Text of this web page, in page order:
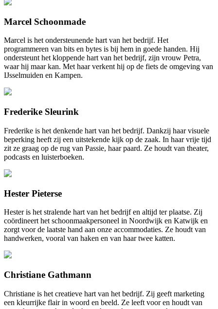
Marcel Schoonmade
Marcel is het ondersteunende hart van het bedrijf. Het
programmeren van bits en bytes is bij hem in goede handen. Hij
ondersteunt het kloppende hart van het bedrijf, zijn vrouw Petra,
waar hij maar kan. Met haar verkent hij op de fiets de omgeving van
IJsselmuiden en Kampen.
Frederike Sleurink
Frederike is het denkende hart van het bedrijf. Dankzij haar visuele
beperking heeft zij een uitstekende kijk op de zaak. In haar vrije tijd
zit ze graag op de rug van Passie, haar paard. Ze houdt van theater,
podcasts en luisterboeken.
Hester Pieterse
Hester is het stralende hart van het bedrijf en altijd ter plaatse. Zij
coördineert het schoonmaakpersoneel in Noordwijk en Katwijk en
zorgt voor de laatste hand aan onze accommodaties. Ze houdt van
handwerken, vooral van haken en van haar twee katten.
Christiane Gathmann
Christiane is het creatieve hart van het bedrijf. Zij geeft marketing
een kleurrijke flair in woord en beeld. Ze leeft voor en houdt van